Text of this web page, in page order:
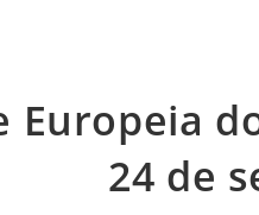
Europeia
24 de